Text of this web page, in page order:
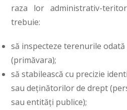
raza lor administrativ-
trebuie:
să inspecteze terenurile
(primăvara);
să stabilească cu precizie
sau deținătorilor de drept
sau entități publice);